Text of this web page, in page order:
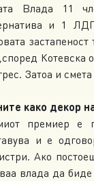
Влада 11
и 1
Котевска
Затоа и
како декор
премиер е
и е
Ако
влада да